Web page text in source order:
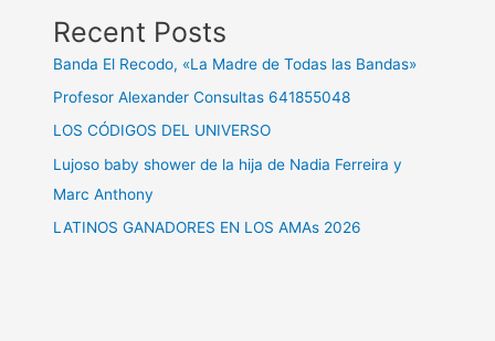
Recent Posts
Banda El Recodo, «La Madre de Todas las Bandas»
Profesor Alexander Consultas 641855048
LOS CÓDIGOS DEL UNIVERSO
Lujoso baby shower de la hija de Nadia Ferreira y
Marc Anthony
LATINOS GANADORES EN LOS AMAs 2026